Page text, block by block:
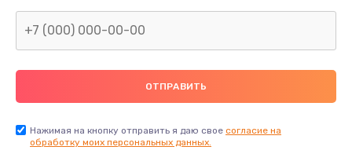
400 руб.
Заказать
Нажимая на кнопку отправить я даю свое согласие на
обработку моих персональных данных.